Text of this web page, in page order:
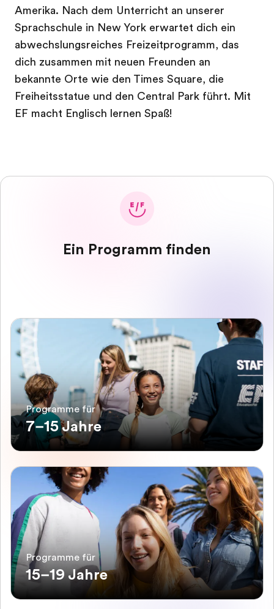
Amerika. Nach dem Unterricht an unserer
Sprachschule in New York erwartet dich ein
abwechslungsreiches Freizeitprogramm, das
dich zusammen mit neuen Freunden an
bekannte Orte wie den Times Square, die
Freiheitsstatue und den Central Park führt. Mit
EF macht Englisch lernen Spaß!
Ein Programm finden
Programme für
7–15 Jahre
Programme für
15–19 Jahre